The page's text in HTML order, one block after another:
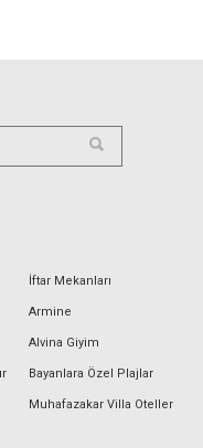
İftar Mekanları
Armine
Alvina Giyim
Bayanlara Özel Plajlar
Muhafazakar Villa Oteller